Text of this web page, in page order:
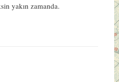
yakın zamanda.